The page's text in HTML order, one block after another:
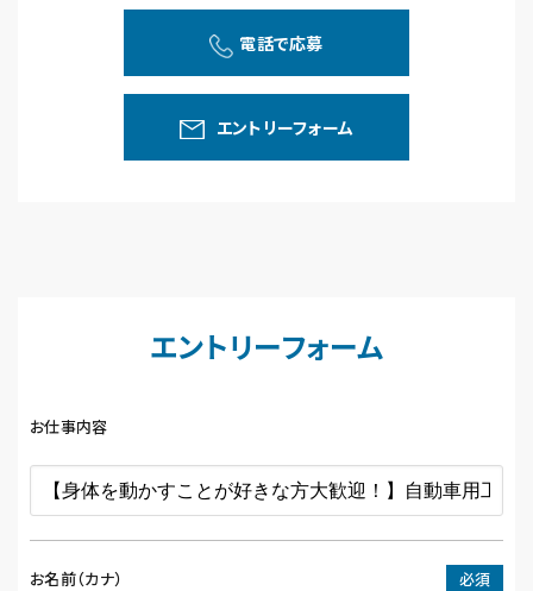
電話で応募
エントリーフォーム
エントリーフォーム
お仕事内容
お名前（カナ） 必須